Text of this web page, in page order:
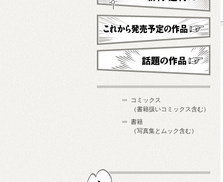
新刊・近刊
これから発売予定
コミックス
（書籍扱いコミックス含む）
書籍
（写真集とムック含む）